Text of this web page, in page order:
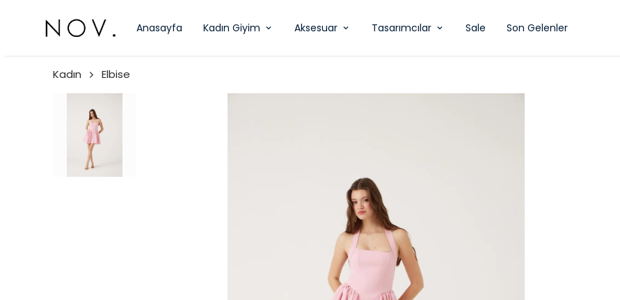
Anasayfa Kadın Giyim Aksesuar Tasarımcılar Sale Son Gelenler
Kadın Elbise